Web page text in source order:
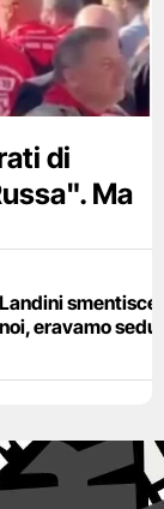
di
Ma
Landini
noi, eravamo